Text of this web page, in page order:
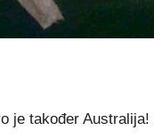
je također